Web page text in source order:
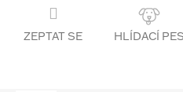
ZEPTAT SE